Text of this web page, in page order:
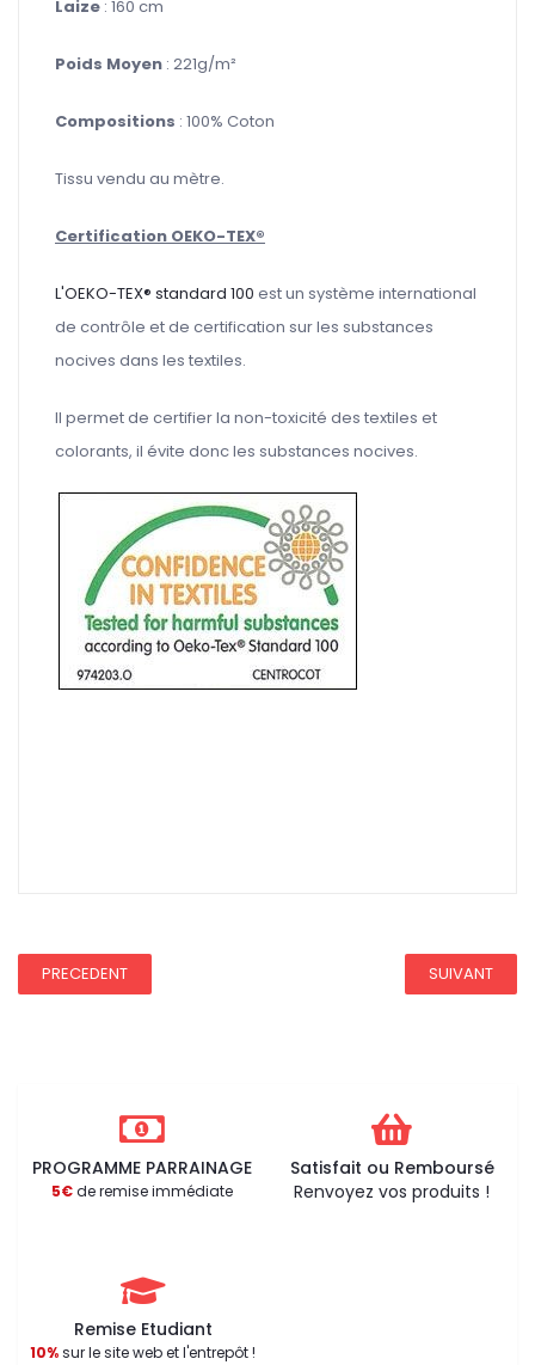
Laize : 160 cm
Poids Moyen : 221g/m²
Compositions : 100% Coton
Tissu vendu au mètre.
Certification OEKO-TEX®
L'OEKO-TEX® standard 100 est un système international
de contrôle et de certification sur les substances
nocives dans les textiles.
Il permet de certifier la non-toxicité des textiles et
colorants, il évite donc les substances nocives.
PRECEDENT SUIVANT
PROGRAMME PARRAINAGE
5€de remise immédiate
Satisfait ou Remboursé
Renvoyez vos produits !
Remise Etudiant
10%sur le site web et l'entrepôt !